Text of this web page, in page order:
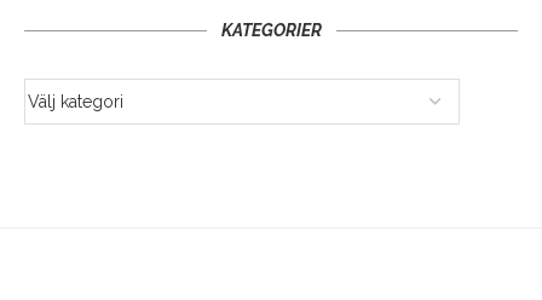
KATEGORIER